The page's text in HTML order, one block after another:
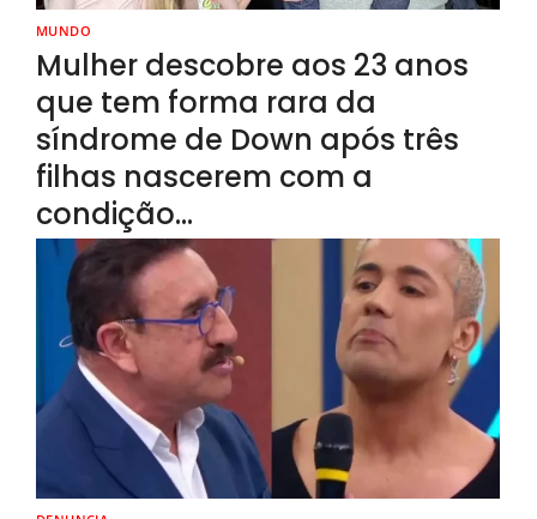
MUNDO
Mulher descobre aos 23 anos
que tem forma rara da
síndrome de Down após três
filhas nascerem com a
condição…